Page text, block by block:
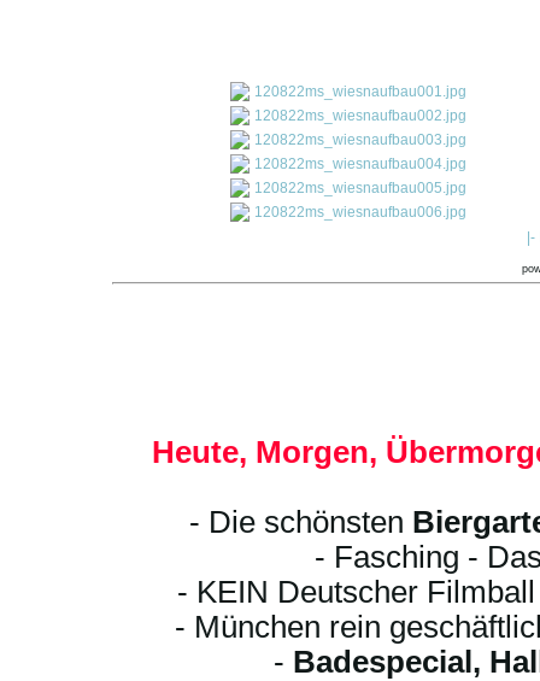
120822ms_wiesnaufbau001.jpg
120822ms_wiesnaufbau002.jpg
120822ms_wiesnaufbau003.jpg
120822ms_wiesnaufbau004.jpg
120822ms_wiesnaufbau005.jpg
120822ms_wiesnaufbau006.jpg
Heute, Morgen,
- Die schönsten
- Fasching -
- KEIN Deutscher
- München rein
- Badespecial,